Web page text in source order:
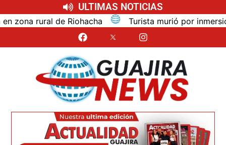
ULTIMAS NOTICIAS
rural de Riohacha Turista murió por inmersión